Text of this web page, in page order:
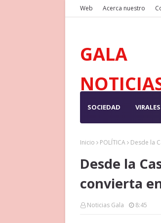
Web Acerca nuestro
GALA
SOCIEDAD VIRALES
Inicio POLÍTICA Desde la
Desde la
convierta
Noticias Gala 8:45